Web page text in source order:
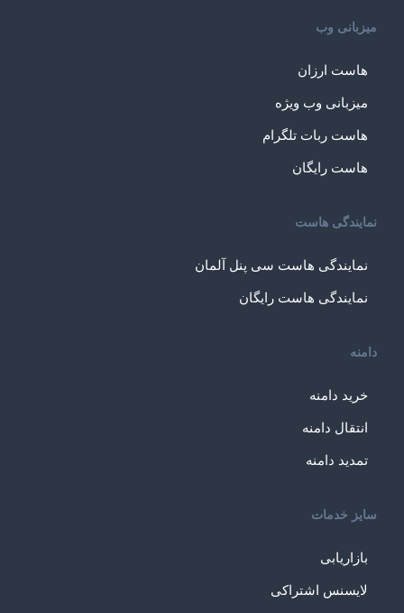
میزبانی وب
هاست ارزان
میزبانی وب ویژه
هاست ربات تلگرام
هاست رایگان
نمایندگی هاست
نمایندگی هاست سی پنل آلمان
نمایندگی هاست رایگان
دامنه
خرید دامنه
انتقال دامنه
تمدید دامنه
سایز خدمات
بازاریابی
لایسنس اشتراکی